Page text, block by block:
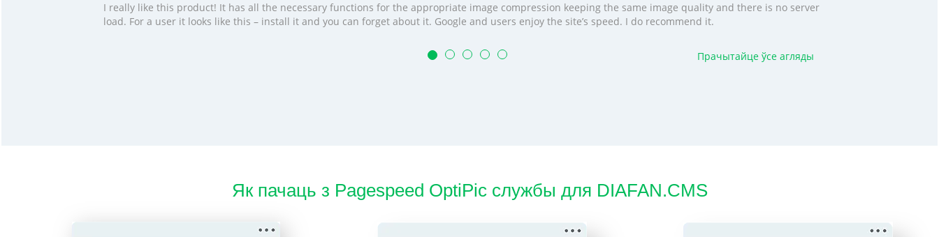
I really like this product! It has all the necessary functions for the appropriate image compression keeping the same image quality and there is no server
load. For a user it looks like this – install it and you can forget about it. Google and users enjoy the site’s speed. I do recommend it.
Прачытайце ўсе агляды
Як пачаць з Pagespeed OptiPic службы для DIAFAN.CMS